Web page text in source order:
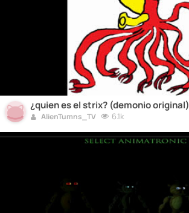
¿quien es el strix? (demonio original)
AlienTumns_TV 6.1k